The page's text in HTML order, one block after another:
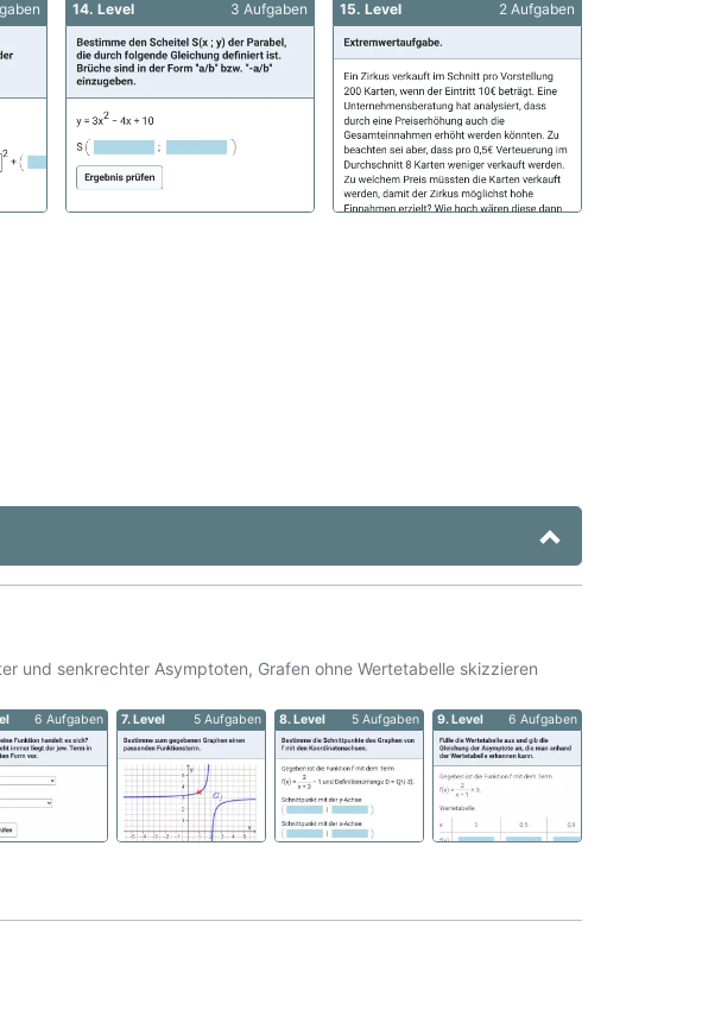
14. Level 3 Aufgaben 15. Level 2 Aufgaben
und senkrechter Asymptoten, Grafen ohne Wertetabelle skizzieren
6 Aufgaben 7. Level 5 Aufgaben 8. Level 5 Aufgaben 9. Level 6 Aufgaben